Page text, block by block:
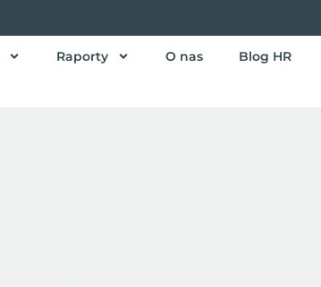
Raporty O nas Blog HR